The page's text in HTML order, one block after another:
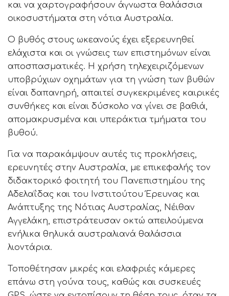
και να χαρτογραφήσουν άγνωστα θαλάσσια
οικοσυστήματα στη νότια Αυστραλία.
Ο βυθός στους ωκεανούς έχει εξερευνηθεί
ελάχιστα και οι γνώσεις των επιστημόνων είναι
αποσπασματικές. Η χρήση τηλεχειριζόμενων
υποβρύχιων οχημάτων για τη γνώση των βυθών
είναι δαπανηρή, απαιτεί συγκεκριμένες καιρικές
συνθήκες και είναι δύσκολο να γίνει σε βαθιά,
απομακρυσμένα και υπεράκτια τμήματα του
βυθού.
Για να παρακάμψουν αυτές τις προκλήσεις,
ερευνητές στην Αυστραλία, με επικεφαλής τον
διδακτορικό φοιτητή του Πανεπιστημίου της
Αδελαΐδας και του Ινστιτούτου Έρευνας και
Ανάπτυξης της Νότιας Αυστραλίας, Νέιθαν
Αγγελάκη, επιστράτευσαν οκτώ απειλούμενα
ενήλικα θηλυκά αυστραλιανά θαλάσσια
λιοντάρια.
Τοποθέτησαν μικρές και ελαφριές κάμερες
επάνω στη γούνα τους, καθώς και συσκευές